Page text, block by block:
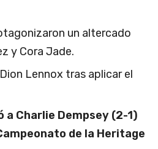
un altercado
y Cora Jade.
Lennox tras aplicar el
a Charlie Dempsey (2-1)
de la Heritage